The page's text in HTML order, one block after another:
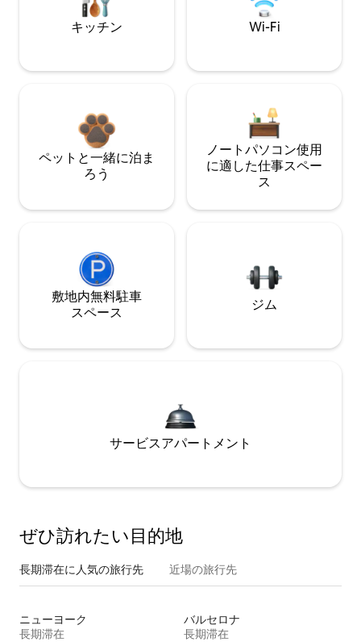
キッチン Wi-Fi
ペットと一緒に泊ま
ろう
ノートパソコン使用
に適した仕事スペー
ス
敷地内無料駐⁠車
ス⁠ペ⁠ー⁠ス
ジム
サービスアパートメント
ぜひ訪⁠れ⁠た⁠い目⁠的⁠地
長期滞在に人気の旅行先 近場の旅行先
ニューヨーク
長期滞在
バルセロナ
長期滞在